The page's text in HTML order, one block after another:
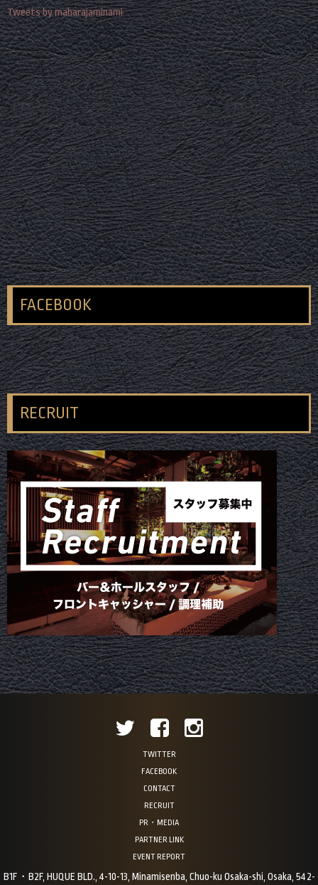
Tweets by maharajaminami
FACEBOOK
RECRUIT
TWITTER
FACEBOOK
CONTACT
RECRUIT
PR・MEDIA
PARTNER LINK
EVENT REPORT
B1F・B2F, HUQUE BLD., 4-10-13, Minamisenba, Chuo-ku Osaka-shi, Osaka, 542-